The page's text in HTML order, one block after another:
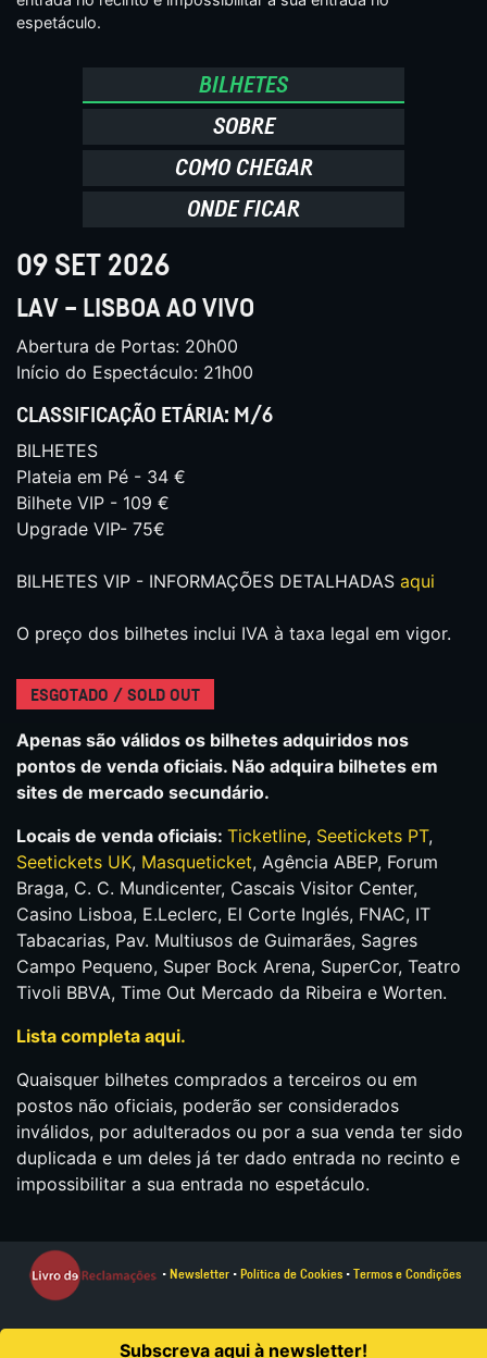
espetáculo.
BILHETES
SOBRE
COMO CHEGAR
ONDE FICAR
09 SET 2026
LAV – LISBOA AO VIVO
Abertura de Portas: 20h00
Início do Espectáculo: 21h00
CLASSIFICAÇÃO ETÁRIA: M/6
BILHETES
Plateia em Pé - 34 €
Bilhete VIP - 109 €
Upgrade VIP- 75€
BILHETES VIP - INFORMAÇÕES DETALHADAS aqui
O preço dos bilhetes inclui IVA à taxa legal em vigor.
ESGOTADO / SOLD OUT
Apenas são válidos os bilhetes adquiridos nos
pontos de venda oficiais. Não adquira bilhetes em
sites de mercado secundário.
Locais de venda oficiais: Ticketline, Seetickets PT,
Seetickets UK, Masqueticket, Agência ABEP, Forum
Braga, C. C. Mundicenter, Cascais Visitor Center,
Casino Lisboa, E.Leclerc, El Corte Inglés, FNAC, IT
Tabacarias, Pav. Multiusos de Guimarães, Sagres
Campo Pequeno, Super Bock Arena, SuperCor, Teatro
Tivoli BBVA, Time Out Mercado da Ribeira e Worten.
Lista completa aqui.
Quaisquer bilhetes comprados a terceiros ou em
postos não oficiais, poderão ser considerados
inválidos, por adulterados ou por a sua venda ter sido
duplicada e um deles já ter dado entrada no recinto e
impossibilitar a sua entrada no espetáculo.
• Newsletter• Política de Cookies• Termos e Condições
Subscreva aqui à newsletter!